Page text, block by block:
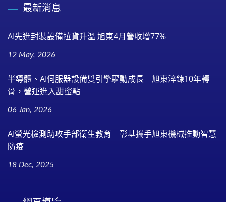
最新消息
AI先進封裝設備拉貨升溫 旭東4月營收增77%
12 May, 2026
半導體、AI伺服器設備雙引擎驅動成長 旭東淬鍊10年轉
骨，營運進入甜蜜點
06 Jan, 2026
AI螢光檢測助攻手部衛生教育 彰基攜手旭東機械推動智慧
防疫
18 Dec, 2025